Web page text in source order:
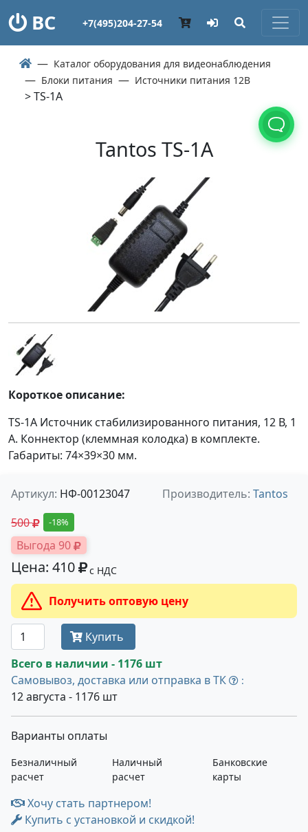
ВС +7(495)204-27-54
Каталог оборудования для видеонаблюдения
Блоки питания
Источники питания 12В
> TS-1A
Tantos TS-1A
Короткое описание:
TS-1A Источник стабилизированного питания, 12 В, 1
А. Коннектор (клеммная колодка) в комплекте.
Габариты: 74×39×30 мм.
Артикул: НФ-00123047 Производитель: Tantos
500
-18%
Выгода 90
Цена: 410 с НДС
Получить оптовую цену
Купить
Всего в наличии - 1176 шт
Самовывоз, доставка или отправка в ТК
:
12 августа - 1176 шт
Варианты оплаты
Безналичный
расчет
Наличный
расчет
Банковские
карты
Хочу стать партнером!
Купить с установкой и скидкой!